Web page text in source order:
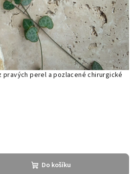
pravých perel a pozlacené chirurgické
Do košíku